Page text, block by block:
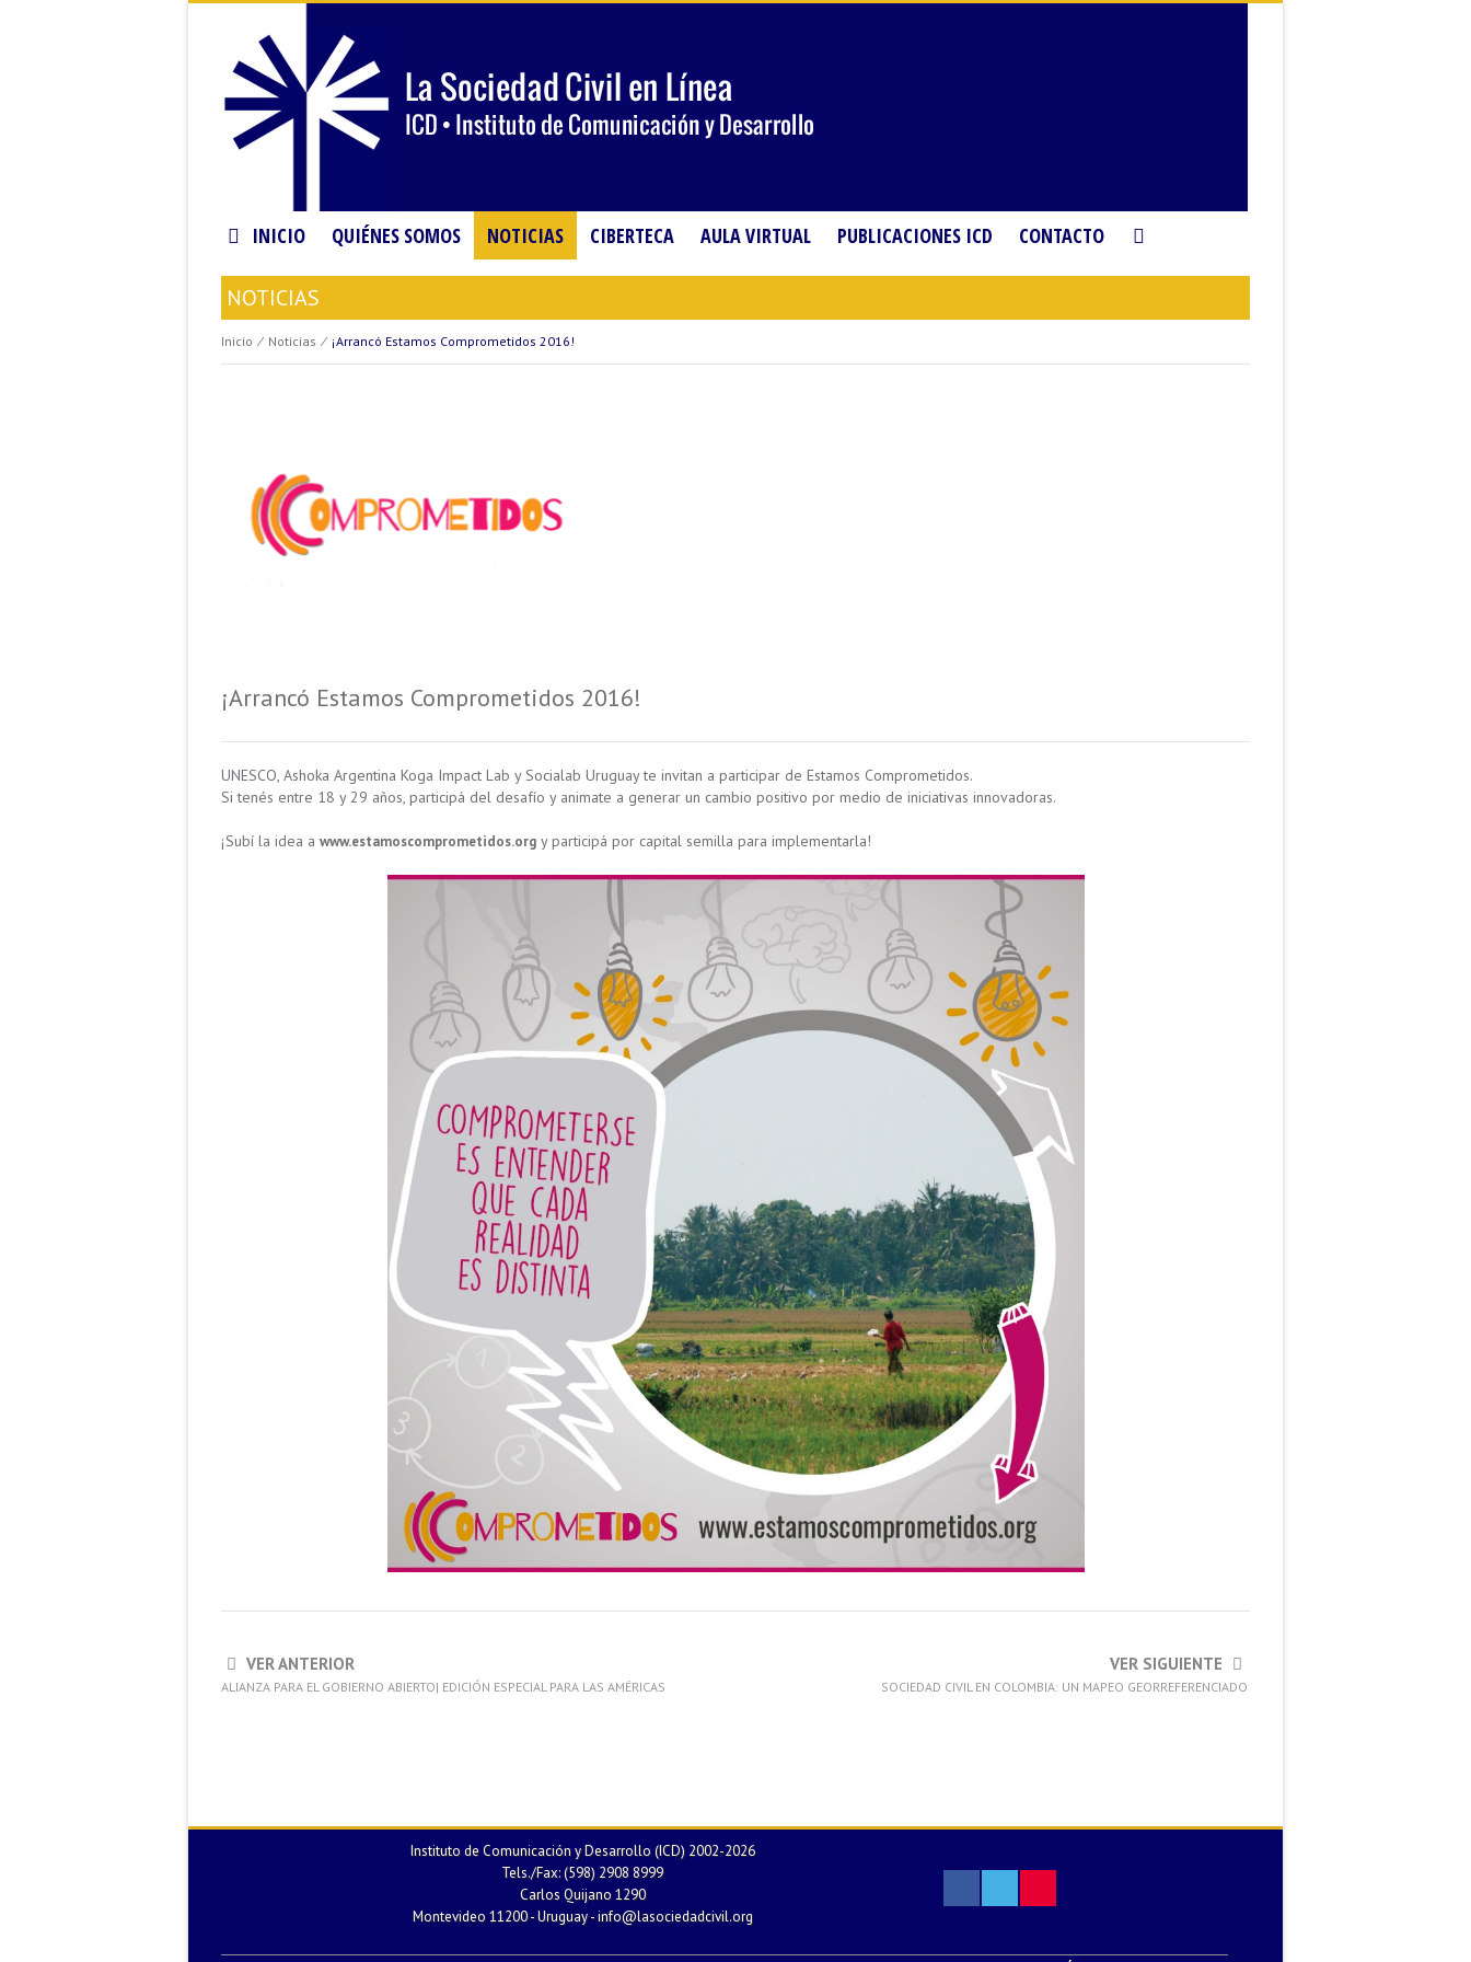
INICIO QUIÉNES SOMOS NOTICIAS CIBERTECA AULA VIRTUAL PUBLICACIONES ICD CONTACTO
NOTICIAS
Inicio ⁄ Noticias ⁄ ¡Arrancó Estamos Comprometidos 2016!
¡Arrancó Estamos Comprometidos 2016!
UNESCO, Ashoka Argentina Koga Impact Lab y Socialab Uruguay te invitan a participar de Estamos Comprometidos.
Si tenés entre 18 y 29 años, participá del desafío y animate a generar un cambio positivo por medio de iniciativas innovadoras.
¡Subí la idea a www.estamoscomprometidos.org y participá por capital semilla para implementarla!
VER ANTERIOR
ALIANZA PARA EL GOBIERNO ABIERTO| EDICIÓN ESPECIAL PARA LAS AMÉRICAS
VER SIGUIENTE
SOCIEDAD CIVIL EN COLOMBIA: UN MAPEO GEORREFERENCIADO
Instituto de Comunicación y Desarrollo (ICD) 2002-2026
Tels./Fax: (598) 2908 8999
Carlos Quijano 1290
Montevideo 11200 - Uruguay -info@lasociedadcivil.org